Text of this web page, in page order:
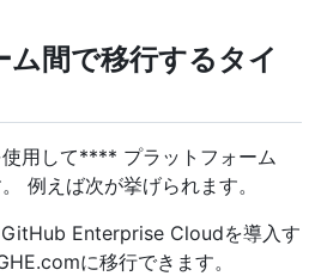
間で移行するタイ
用して**** プラットフォーム
例えば次が挙げられます。
Enterprise Cloudを導入す
に移行できます。